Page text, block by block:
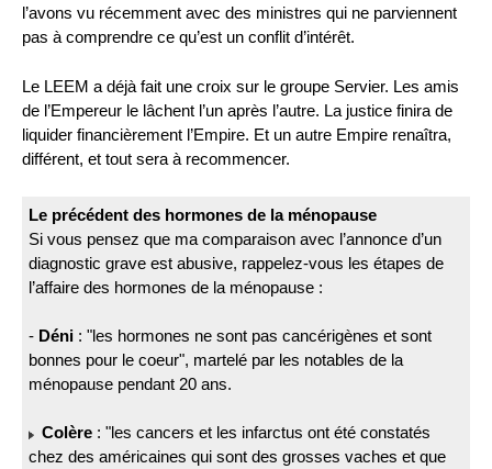
l’avons vu récemment avec des ministres qui ne parviennent
pas à comprendre ce qu’est un conflit d’intérêt.
Le LEEM a déjà fait une croix sur le groupe Servier. Les amis
de l’Empereur le lâchent l’un après l’autre. La justice finira de
liquider financièrement l’Empire. Et un autre Empire renaîtra,
différent, et tout sera à recommencer.
Le précédent des hormones de la ménopause
Si vous pensez que ma comparaison avec l’annonce d’un
diagnostic grave est abusive, rappelez-vous les étapes de
l’affaire des hormones de la ménopause :
- Déni: "les hormones ne sont pas cancérigènes et sont
bonnes pour le coeur", martelé par les notables de la
ménopause pendant 20 ans.
Colère: "les cancers et les infarctus ont été constatés
chez des américaines qui sont des grosses vaches et que